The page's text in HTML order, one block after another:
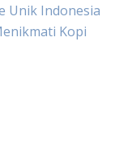
Unik Indonesia
Kopi